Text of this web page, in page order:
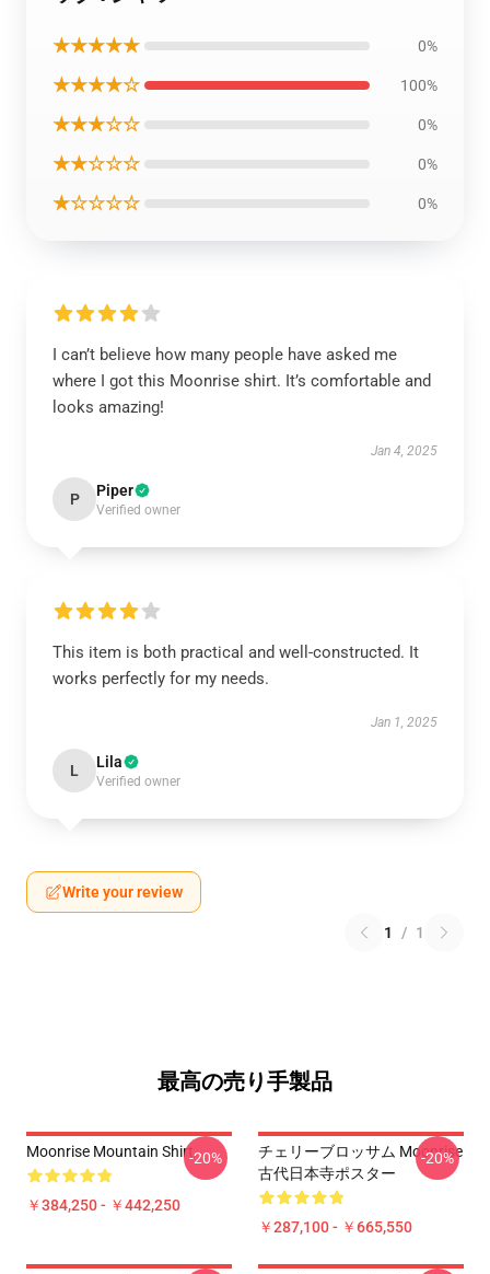
★★★★★ 0%
★★★★☆ 100%
★★★☆☆ 0%
★★☆☆☆ 0%
★☆☆☆☆ 0%
I can’t believe how many people have asked me
where I got this Moonrise shirt. It’s comfortable and
looks amazing!
Jan 4, 2025
P Piper
Verified owner
This item is both practical and well-constructed. It
works perfectly for my needs.
Jan 1, 2025
L Lila
Verified owner
Write your review
1 / 1
最高の売り手製品
Moonrise Mountain Shirt
￥384,250 - ￥442,250
-20%
チェリーブロッサム Moonrise
古代日本寺ポスター
￥287,100 - ￥665,550
-20%